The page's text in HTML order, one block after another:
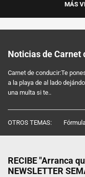
MÁS
Noticias de Carnet
Carnet de conducir:Te
a la playa de al lado
una multa si te..
OTROS TEMAS:
RECIBE "Arranca
NEWSLETTER